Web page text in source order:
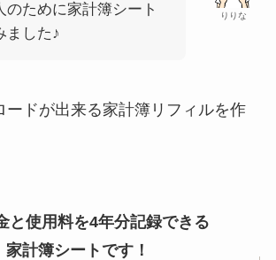
りりな
のために家計簿シート
ました♪
ードが出来る家計簿リフィルを作
と使用料を4年分記録できる
家計簿シートです！